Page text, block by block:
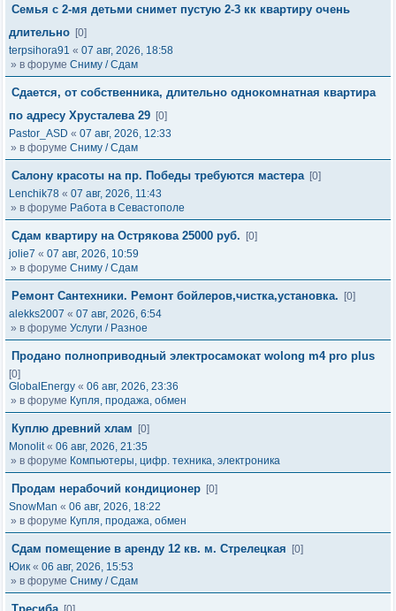
Семья с 2-мя детьми снимет пустую 2-3 кк квартиру очень
длительно [0]
terpsihora91 « 07 авг, 2026, 18:58
» в форуме Сниму / Сдам
Сдается, от собственника, длительно однокомнатная квартира
по адресу Хрусталева 29 [0]
Pastor_ASD « 07 авг, 2026, 12:33
» в форуме Сниму / Сдам
Салону красоты на пр. Победы требуются мастера [0]
Lenchik78 « 07 авг, 2026, 11:43
» в форуме Работа в Севастополе
Сдам квартиру на Острякова 25000 руб.
[0]
jolie7 « 07 авг, 2026, 10:59
» в форуме Сниму / Сдам
Ремонт Сантехники. Ремонт бойлеров,чистка,установка.
[0]
alekks2007 « 07 авг, 2026, 6:54
» в форуме Услуги / Разное
Продано полноприводный электросамокат wolong m4 pro plus
[0]
GlobalEnergy « 06 авг, 2026, 23:36
» в форуме Купля, продажа, обмен
Куплю древний хлам
[0]
Monolit« 06 авг, 2026, 21:35
» в форуме Компьютеры, цифр. техника, электроника
Продам нерабочий кондиционер [0]
SnowMan « 06 авг, 2026, 18:22
» в форуме Купля, продажа, обмен
Сдам помещение в аренду 12 кв. м. Стрелецкая
[0]
Юик « 06 авг, 2026, 15:53
» в форуме Сниму / Сдам